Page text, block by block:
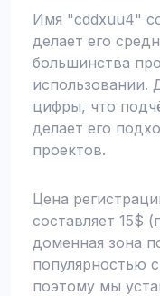
Имя "cddxuu4"
делает его
большинства
использовании.
цифры, что
делает его
проектов.
Цена
составляет 15$
доменная зона
популярностью
поэтому мы